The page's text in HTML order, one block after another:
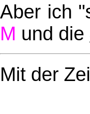
Aber ich
M und die
Mit der